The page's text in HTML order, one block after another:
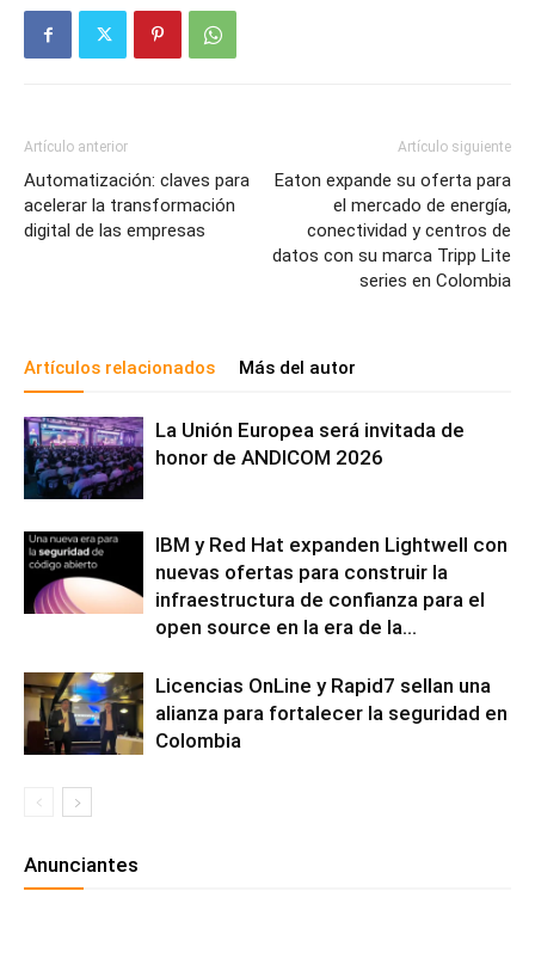
Artículo anterior
Automatización: claves para
acelerar la transformación
digital de las empresas
Artículo siguiente
Eaton expande su oferta para
el mercado de energía,
conectividad y centros de
datos con su marca Tripp Lite
series en Colombia
Artículos relacionados Más del autor
La Unión Europea será invitada de
honor de ANDICOM 2026
IBM y Red Hat expanden Lightwell con
nuevas ofertas para construir la
infraestructura de confianza para el
open source en la era de la...
Licencias OnLine y Rapid7 sellan una
alianza para fortalecer la seguridad en
Colombia
Anunciantes